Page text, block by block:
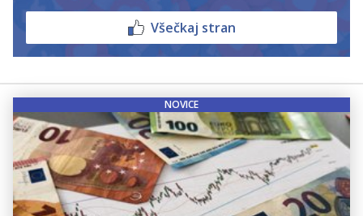
Všečkaj stran
NOVICE